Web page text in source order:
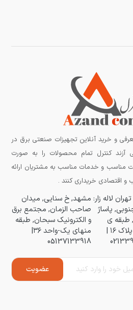
و خرید آنلاین تجهیزات صنعتی برق در
آزند کنترل تمام محصولات را به صورت
و خدمات مناسب به مشتریان ارائه
و اقتصادی خریداری کنند .
لاله زار:
پاساژ
طبقه ی
۱۶ |
مشهد, خ سنایی, میدان
صاحب الزمان, مجتمع برق
و الکترونیک سبحان, طبقه
منهای یک-واحد ۳۶|
05137133918